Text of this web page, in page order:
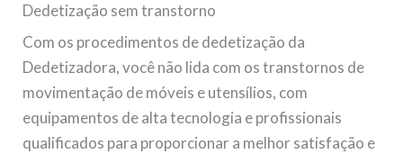
Dedetização sem transtorno
Com os procedimentos de dedetização da
Dedetizadora, você não lida com os transtornos de
movimentação de móveis e utensílios, com
equipamentos de alta tecnologia e profissionais
qualificados para proporcionar a melhor satisfação e